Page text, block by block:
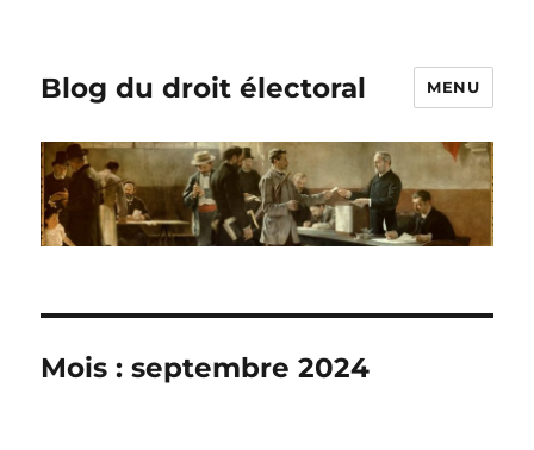
Blog du droit électoral MENU
Mois :septembre 2024